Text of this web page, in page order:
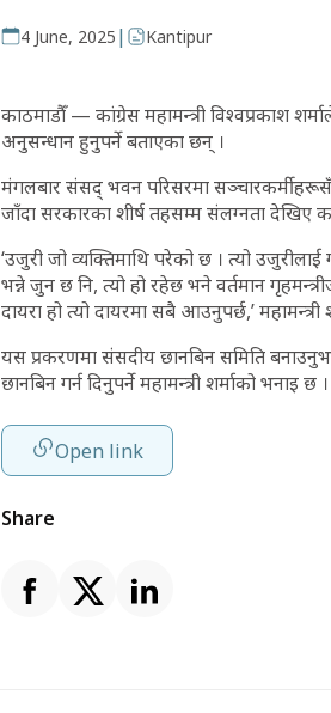
4 June, 2025 | Kantipur
काठमाडौँ — कांग्रेस महामन्त्री विश्वप्रकाश
अनुसन्धान हुनुपर्ने बताएका छन् ।
मंगलबार संसद् भवन परिसरमा
जाँदा सरकारका शीर्ष तहसम्म संलग्नता देखिए
‘उजुरी जो व्यक्तिमाथि परेको छ । त्यो
भन्ने जुन छ नि, त्यो हो रहेछ भने वर्तमान
दायरा हो त्यो दायरमा सबै आउनुपर्छ,’ महामन्त्री
यस प्रकरणमा संसदीय छानबिन समिति
छानबिन गर्न दिनुपर्ने महामन्त्री शर्माको भनाइ छ ।
Open link
Share